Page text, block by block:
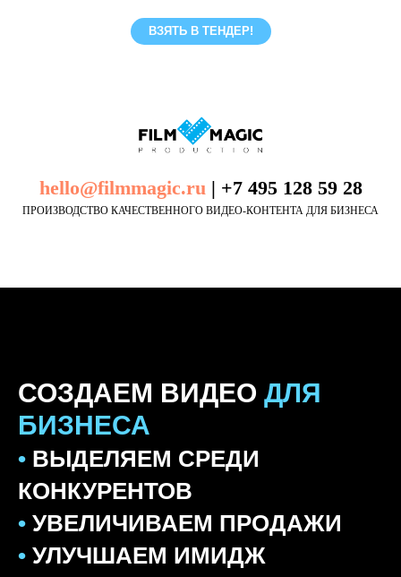
ВЗЯТЬ В ТЕНДЕР!
hello@filmmagic.ru| +7 495 128 59 28
ПРОИЗВОДСТВО КАЧЕСТВЕННОГО ВИДЕО-КОНТЕНТА ДЛЯ БИЗНЕСА
СОЗДАЕМ ВИДЕО ДЛЯ
БИЗНЕСА
• ВЫДЕЛЯЕМ СРЕДИ
КОНКУРЕНТОВ
• УВЕЛИЧИВАЕМ ПРОДАЖИ
• УЛУЧШАЕМ ИМИДЖ